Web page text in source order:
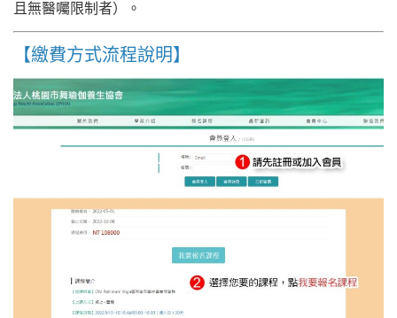
且無醫囑限制者）。
【繳費方式流程說明】